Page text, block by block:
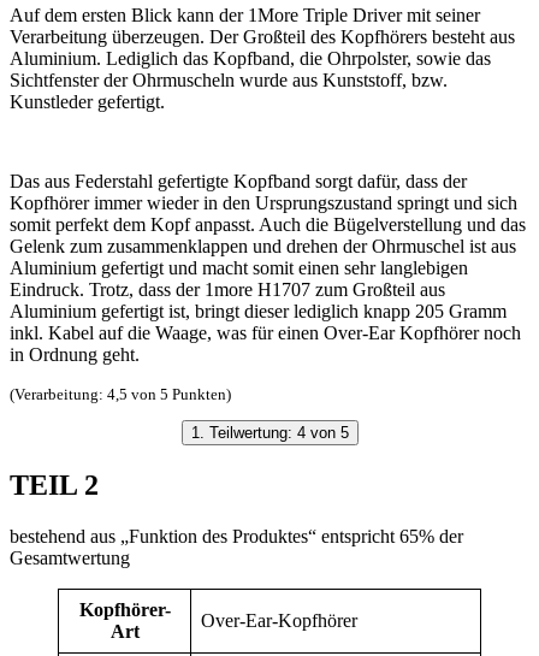
Auf dem ersten Blick kann der 1More Triple Driver mit seiner
Verarbeitung überzeugen. Der Großteil des Kopfhörers besteht aus
Aluminium. Lediglich das Kopfband, die Ohrpolster, sowie das
Sichtfenster der Ohrmuscheln wurde aus Kunststoff, bzw.
Kunstleder gefertigt.
Das aus Federstahl gefertigte Kopfband sorgt dafür, dass der
Kopfhörer immer wieder in den Ursprungszustand springt und sich
somit perfekt dem Kopf anpasst. Auch die Bügelverstellung und das
Gelenk zum zusammenklappen und drehen der Ohrmuschel ist aus
Aluminium gefertigt und macht somit einen sehr langlebigen
Eindruck. Trotz, dass der 1more H1707 zum Großteil aus
Aluminium gefertigt ist, bringt dieser lediglich knapp 205 Gramm
inkl. Kabel auf die Waage, was für einen Over-Ear Kopfhörer noch
in Ordnung geht.
(Verarbeitung: 4,5 von 5 Punkten)
1. Teilwertung: 4 von 5
TEIL 2
bestehend aus „Funktion des Produktes“ entspricht 65% der
Gesamtwertung
Kopfhörer-
Art
Over-Ear-Kopfhörer